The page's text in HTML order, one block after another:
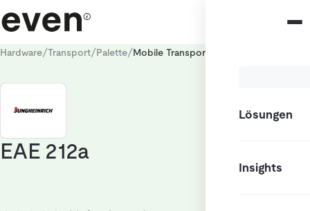
Lösungen
Insights
Hardware/Transport/Palette/Mobile Transportroboter (AMR / AGV)
EAE 212a